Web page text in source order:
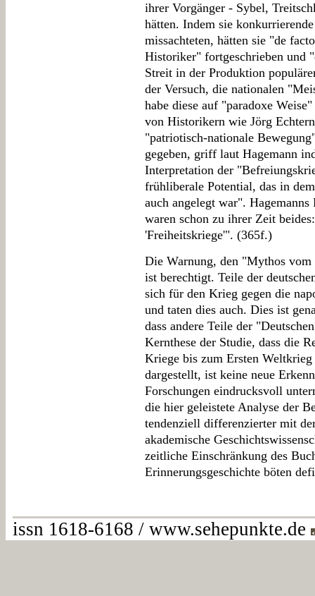
ihrer Vorgänger - Sybel,
hätten. Indem sie
missachteten, hätten sie "de
Historiker" fortgeschrieben und
Streit in der Produktion
der Versuch, die nationalen
habe diese auf "paradoxe
von Historikern wie Jörg
"patriotisch-nationale
gegeben, griff laut Hagemann
Interpretation der
frühliberale Potential, das in
auch angelegt war".
waren schon zu ihrer Zeit
'Freiheitskriege'". (365f.)
Die Warnung, den "Mythos
ist berechtigt. Teile der
sich für den Krieg gegen die
und taten dies auch. Dies ist
dass andere Teile der
Kernthese der Studie, dass die
Kriege bis zum Ersten
dargestellt, ist keine neue
Forschungen eindrucksvoll
die hier geleistete Analyse der
tendenziell differenzierter mit
akademische
zeitliche Einschränkung des
Erinnerungsgeschichte böten
issn 1618-6168 / www.sehepunkte.de